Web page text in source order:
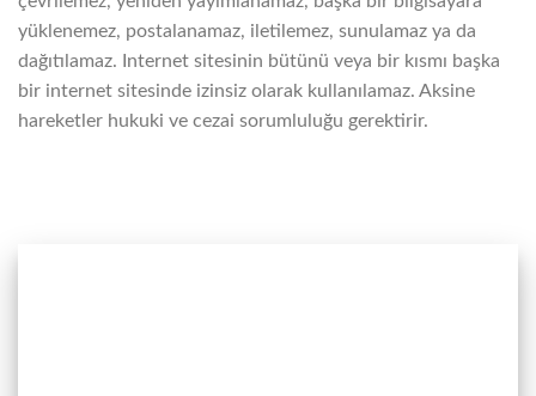
yüklenemez, postalanamaz, iletilemez, sunulamaz ya da
dağıtılamaz. Internet sitesinin bütünü veya bir kısmı başka
bir internet sitesinde izinsiz olarak kullanılamaz. Aksine
hareketler hukuki ve cezai sorumluluğu gerektirir.